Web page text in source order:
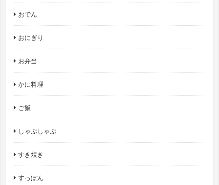
おでん
おにぎり
お弁当
かに料理
ご飯
しゃぶしゃぶ
すき焼き
すっぽん